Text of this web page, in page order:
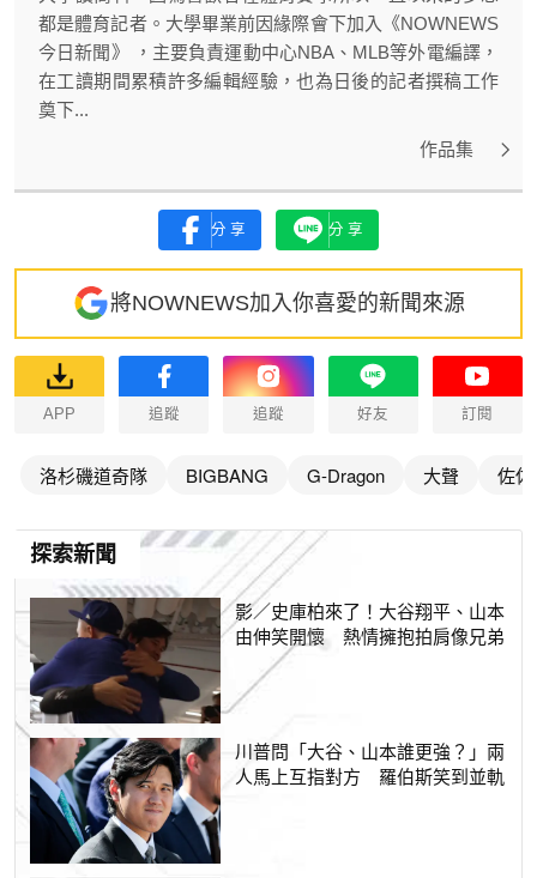
都是體育記者。大學畢業前因緣際會下加入《NOWNEWS
今日新聞》 ，主要負責運動中心NBA、MLB等外電編譯，
在工讀期間累積許多編輯經驗，也為日後的記者撰稿工作
奠下...
作品集
分享 分享
將NOWNEWS加入你喜愛的新聞來源
APP 追蹤 追蹤 好友 訂閱
洛杉磯道奇隊 BIGBANG G-Dragon 大聲 佐
探索新聞
影／史庫柏來了！大谷翔平、山本
由伸笑開懷 熱情擁抱拍肩像兄弟
川普問「大谷、山本誰更強？」兩
人馬上互指對方 羅伯斯笑到並軌